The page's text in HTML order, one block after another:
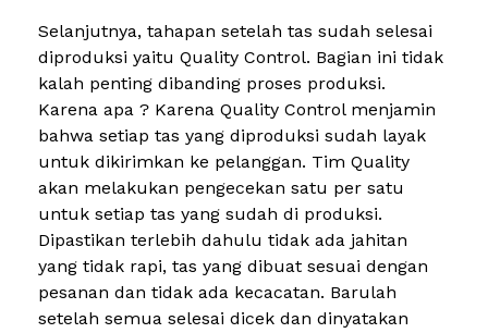
Selanjutnya, tahapan setelah tas sudah selesai
diproduksi yaitu Quality Control. Bagian ini tidak
kalah penting dibanding proses produksi.
Karena apa ? Karena Quality Control menjamin
bahwa setiap tas yang diproduksi sudah layak
untuk dikirimkan ke pelanggan. Tim Quality
akan melakukan pengecekan satu per satu
untuk setiap tas yang sudah di produksi.
Dipastikan terlebih dahulu tidak ada jahitan
yang tidak rapi, tas yang dibuat sesuai dengan
pesanan dan tidak ada kecacatan. Barulah
setelah semua selesai dicek dan dinyatakan